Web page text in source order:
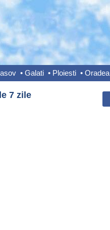
• Galati • Ploiesti • Oradea
7 zile